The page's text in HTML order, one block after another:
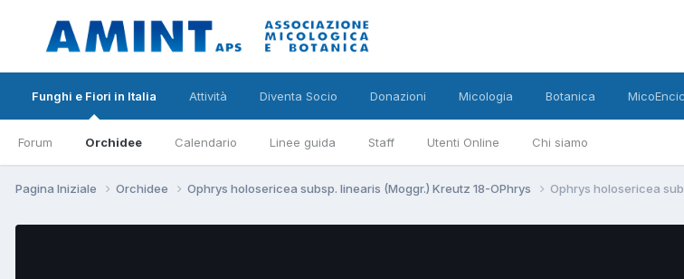
Funghi e Fiori in Italia
Forum Orchidee Calendario Linee guida Staff Utenti Online Chi siamo
Attività Diventa Socio Donazioni Micologia Botanica
Pagina Iniziale Orchidee Ophrys holosericea subsp. linearis (Moggr.) Kreutz 18-OPhrys Ophrys holosericea